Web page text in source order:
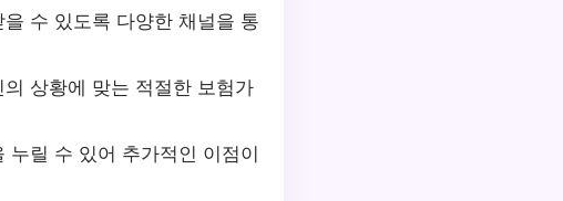
수 있도록 다양한 채널을 통
상황에 맞는 적절한 보험가
누릴 수 있어 추가적인 이점이